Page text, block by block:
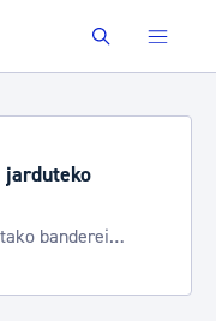
Buscar
jarduteko
banderei